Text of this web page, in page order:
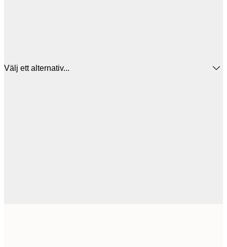
Välj ett alternativ...